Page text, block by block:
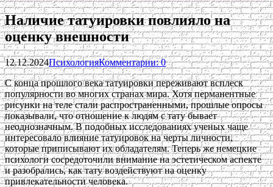
Наличие татуировки повлияло на
оценку внешности
12.12.2024ПсихологияКомментарии: 0
С конца прошлого века татуировки переживают всплеск
популярности во многих странах мира. Хотя перманентные
рисунки на теле стали распространенными, прошлые опросы
показывали, что отношение к людям с тату бывает
неоднозначным. В подобных исследованиях ученых чаще
интересовало влияние татуировок на черты личности,
которые приписывают их обладателям. Теперь же немецкие
психологи сосредоточили внимание на эстетическом аспекте
и разобрались, как тату воздействуют на оценку
привлекательности человека.